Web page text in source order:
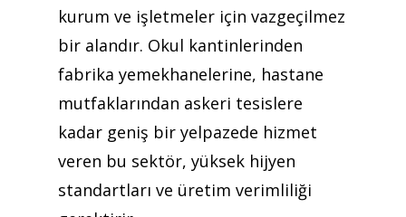
kurum ve işletmeler için vazgeçilmez
bir alandır. Okul kantinlerinden
fabrika yemekhanelerine, hastane
mutfaklarından askeri tesislere
kadar geniş bir yelpazede hizmet
veren bu sektör, yüksek hijyen
standartları ve üretim verimliliği